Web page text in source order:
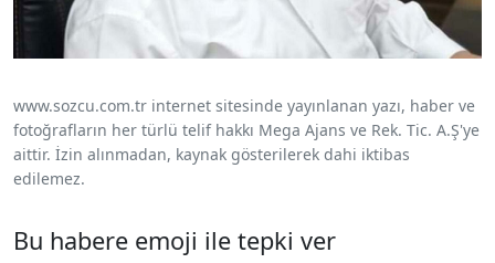
www.sozcu.com.tr internet sitesinde yayınlanan yazı, haber ve
fotoğrafların her türlü telif hakkı Mega Ajans ve Rek. Tic. A.Ş'ye
aittir. İzin alınmadan, kaynak gösterilerek dahi iktibas
edilemez.
Bu habere emoji ile tepki ver